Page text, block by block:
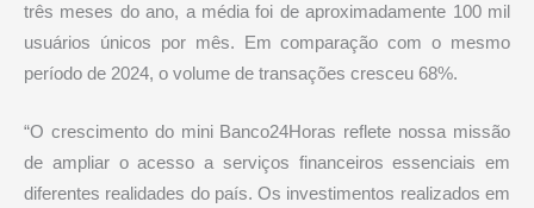
três meses do ano, a média foi de aproximadamente 100 mil
usuários únicos por mês. Em comparação com o mesmo
período de 2024, o volume de transações cresceu 68%.
“O crescimento do mini Banco24Horas reflete nossa missão
de ampliar o acesso a serviços financeiros essenciais em
diferentes realidades do país. Os investimentos realizados em